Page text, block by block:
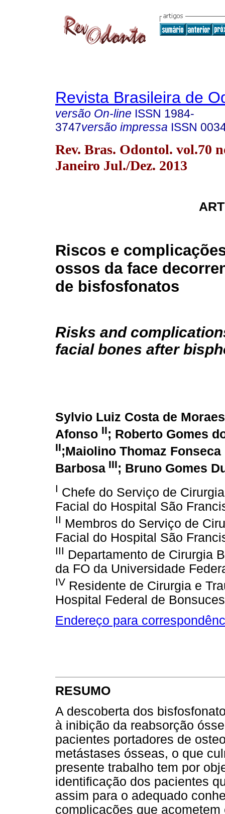
Revista Brasileira de
versão On-line ISSN 1984-
3747versão impressa ISSN
Rev. Bras. Odontol. vol.70
Janeiro Jul./Dez. 2013
Riscos e
ossos da face
de bisfosfonatos
Risks and
facial bones after
Sylvio Luiz Costa de
Afonso II; Roberto Gomes
II;Maiolino Thomaz
Barbosa III; Bruno Gomes
I Chefe do Serviço de
Facial do Hospital São
II Membros do Serviço de
Facial do Hospital São
III Departamento de Cirurgia
da FO da Universidade
IV Residente de Cirurgia e
Hospital Federal de
Endereço para
RESUMO
A descoberta dos
à inibição da reabsorção
pacientes portadores de
metástases ósseas, o que
presente trabalho tem por
identificação dos pacientes
assim para o adequado
complicações que